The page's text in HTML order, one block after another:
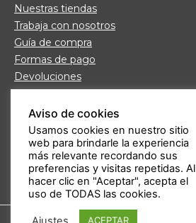
Nuestras tiendas
Trabaja con nosotros
Guía de compra
Formas de pago
Devoluciones
Garantía Daicar
Preguntas frecuentes
Atención al cliente
Aviso legal
Política de privacidad
Aviso de cookies
Usamos cookies en nuestro sitio
web para brindarle la experiencia
más relevante recordando sus
preferencias y visitas repetidas. Al
hacer clic en "Aceptar", acepta el
uso de TODAS las cookies.
ACEPTAR